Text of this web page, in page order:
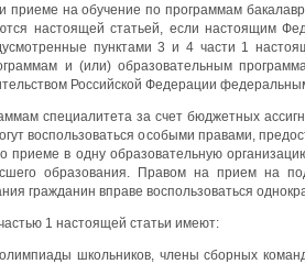
на обучение по программам
настоящей статьей, если настоящим
пунктами 3 и 4 части 1
и (или) образовательным
Российской Федерации
специалитета за счет бюджетных
воспользоваться особыми правами,
приеме в одну образовательную
образования. Правом на прием на
гражданин вправе воспользоваться
1 настоящей статьи имеют:
школьников, члены сборных